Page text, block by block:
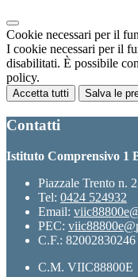
Cookie necessari per il
I cookie necessari per il
disabilitati. È possibile
policy.
Accetta tutti Salva le
Contatti
Istituto Comprensivo 1
Piazzale Trento n.
Tel: 0424 524932
Email:
PEC:
C.F.: 82002830246
C.M. VIIC88800E